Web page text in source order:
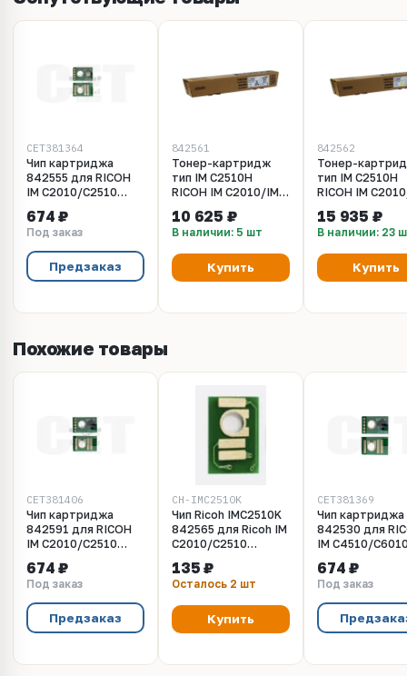
CET381364
Чип картриджа
842555 для RICOH
IM C2010/C2510
10500 стр.,
CET381364
674 ₽
Под заказ
Предзаказ
842561
Тонер-картридж
тип IM C2510H
RICOH IM C2010/IM
(842561) 30K
10 625 ₽
В наличии: 5 шт
Купить
842562
Тонер-
тип IM C2510H
RICOH IM
(842562) 18K
15 935 ₽
В наличии: 23
Купить
Похожие товары
CET381406
Чип картриджа
842591 для RICOH
IM C2010/C2510
стр., CET381406
674 ₽
Под заказ
Предзаказ
CH-IMC2510K
Чип Ricoh IMC2510K
842565 для Ricoh IM
C2010/C2510
стр.)
135 ₽
Осталось 2 шт
Купить
CET381369
Чип картриджа
842530 для
IM C4510/
стр.,
674 ₽
Под заказ